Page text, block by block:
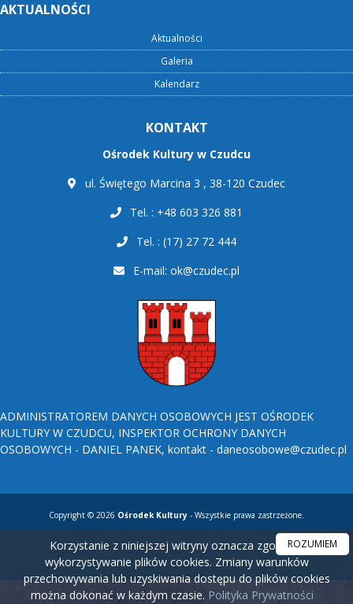
AKTUALNOŚCI
Aktualności
Galeria
Kalendarz
KONTAKT
Ośrodek Kultury w Czudcu
ul. Świętego Marcina 3 , 38-120 Czudec
Tel. : +48 603 326 881
Tel. : (17) 27 72 444
E-mail: ok@czudec.pl
ADMINISTRATOREM DANYCH OSOBOWYCH JEST OŚRODEK
KULTURY W CZUDCU, INSPEKTOR OCHRONY DANYCH
OSOBOWYCH - DANIEL PANEK, kontakt - daneosobowe@czudec.pl
Copyright © 2026 Ośrodek Kultury - Wszystkie prawa zastrzeżone.
Korzystanie z niniejszej witryny oznacza zgodę na
wykorzystywanie plików cookies. Zmiany warunków
przechowywania lub uzyskiwania dostępu do plików cookies
można dokonać w każdym czasie. Polityka Prywatności
ROZUMIEM